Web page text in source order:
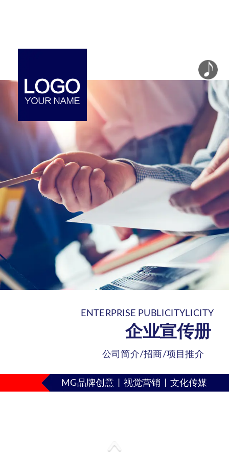
企业宣传册
ENTERPRISE PUBLICITYLICITY
公司简介/招商/项目推介
MG品牌创意丨视觉营销丨文化传媒